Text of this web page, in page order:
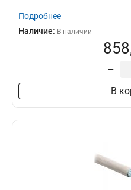
Подробнее
Наличие: В наличии
–
В